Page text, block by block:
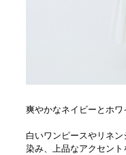
爽やかなネイビーとホワ
白いワンピースやリネ
染み、上品なアクセント